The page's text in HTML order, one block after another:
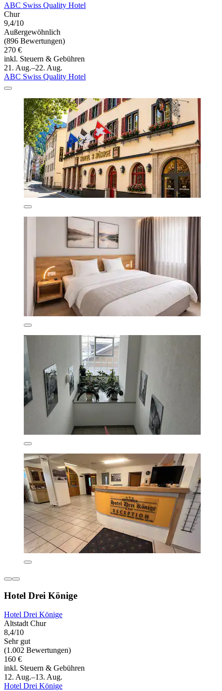
ABC Swiss Quality Hotel
Chur
9,4/10
Außergewöhnlich
(896 Bewertungen)
270 €
inkl. Steuern & Gebühren
21. Aug.–22. Aug.
ABC Swiss Quality Hotel
Hotel Drei Könige
Hotel Drei Könige
Altstadt Chur
8,4/10
Sehr gut
(1.002 Bewertungen)
160 €
inkl. Steuern & Gebühren
12. Aug.–13. Aug.
Hotel Drei Könige